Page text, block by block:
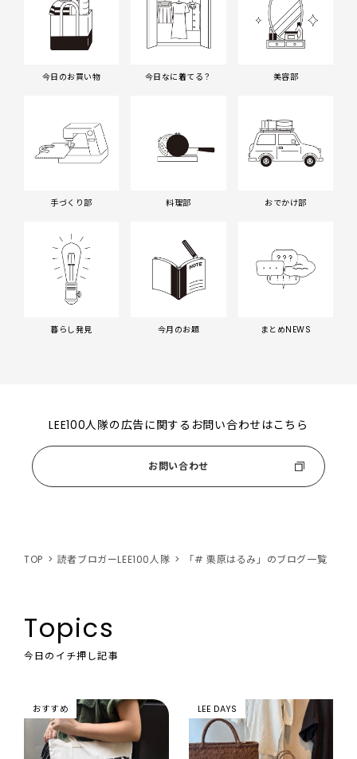
今日のお買い物 今日なに着てる？ 美容部
手づくり部 料理部 おでかけ部
暮らし発見 今月のお題 まとめNEWS
LEE100人隊の広告に関するお問い合わせはこちら
お問い合わせ
TOP 読者ブロガーLEE100人隊 「# 栗原はるみ」のブログ一覧
Topics
今日のイチ押し記事
おすすめ LEE DAYS